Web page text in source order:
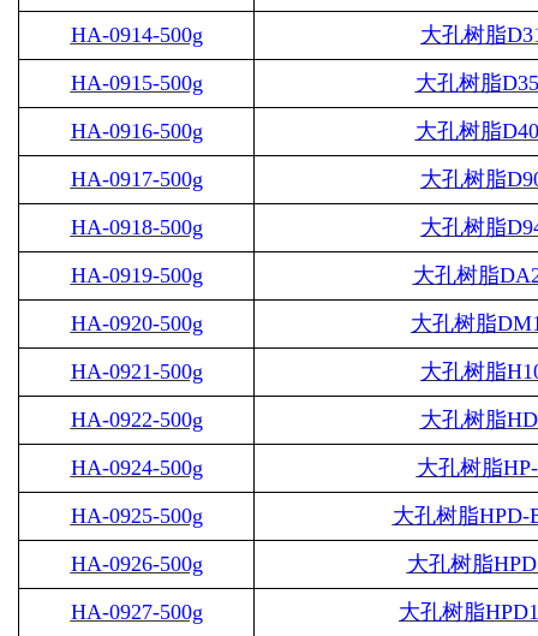
HA-0914-500g
大孔树脂
HA-0915-500g
大孔树脂
HA-0916-500g
大孔树脂
HA-0917-500g
大孔树脂
HA-0918-500g
大孔树脂
HA-0919-500g
大孔树脂
HA-0920-500g
大孔树脂
HA-0921-500g
大孔树脂
HA-0922-500g
大孔树脂
HA-0924-500g
大孔树脂
HA-0925-500g
大孔树脂HPD-
HA-0926-500g
大孔树脂
HA-0927-500g
大孔树脂